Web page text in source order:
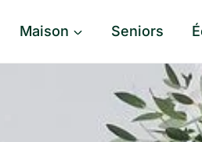
Maison Seniors